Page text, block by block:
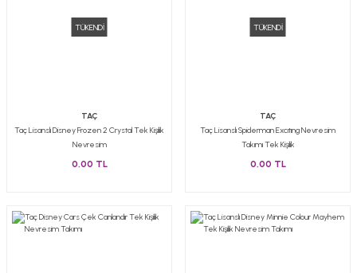
TÜKENDİ
TAÇ
Taç Lisanslı Disney Frozen 2 Crystal Tek Kişilik
Nevresim
0,00 TL
TÜKENDİ
TAÇ
Taç Lisanslı Spiderman Excıtıng Nevresim
Takımı Tek Kişilik
0,00 TL